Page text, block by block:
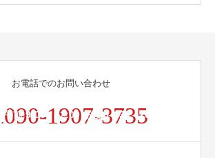
お電話でのお問い合わせ
090-1907-3735
午前 9:00 - 12:00 午後 14:30 - 20:00